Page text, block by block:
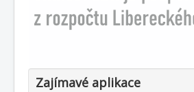
Zajímavé aplikace